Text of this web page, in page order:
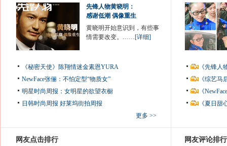
先锋人物黄晓明：
感谢低潮 偶像重生
黄晓明开始意识到，有些事
情需要改变。……[详细]
《秘密天使》陈翔情迷金素恩YURA
NewFace张俪：不怕定型“物质女”
明星时尚周报：女明星的欲望衣橱
日韩时尚周报 好莱坞街拍周报
更多 >>
《先锋
《综艺
《
《夏日
网友点击排行 网友评论排行